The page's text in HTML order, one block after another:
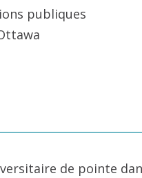
publiques
de pointe